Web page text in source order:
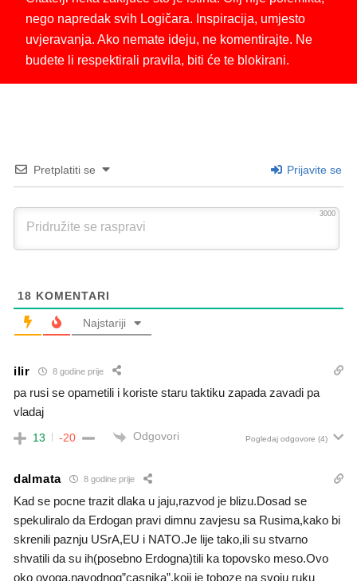
nego napredak svih Logičara. Inspiracija, umjesto
uvjeravanja. Ako nemate ideju, ne komentirajte. Ne
budete li respektirali pravila, biti će te blokirani.
Pretplatiti se Prijavite se
3000
18 KOMENTARI
Najstariji
ilir 8 godine prije
pa rusi se opametili i koriste staru taktiku zapada zavadi pa
vladaj
13 -20 Odgovori Pogledaj odgovore (4)
dalmata 8 godine prije
Kad se pocne trazit dlaka u jaju,razvod je blizu.Dosad se
spekuliralo da Erdogan pravi dimnu zavjesu sa Rusima,kako bi
skrenili paznju USrA,EU i NATO.Je lije tako,ili su stvarno
shvatili da su ih(posebno Erdogna)tili ka topovsko meso.Ovo
oko ovoga,navodnog”casnika”,koji je toboze na svoju ruku